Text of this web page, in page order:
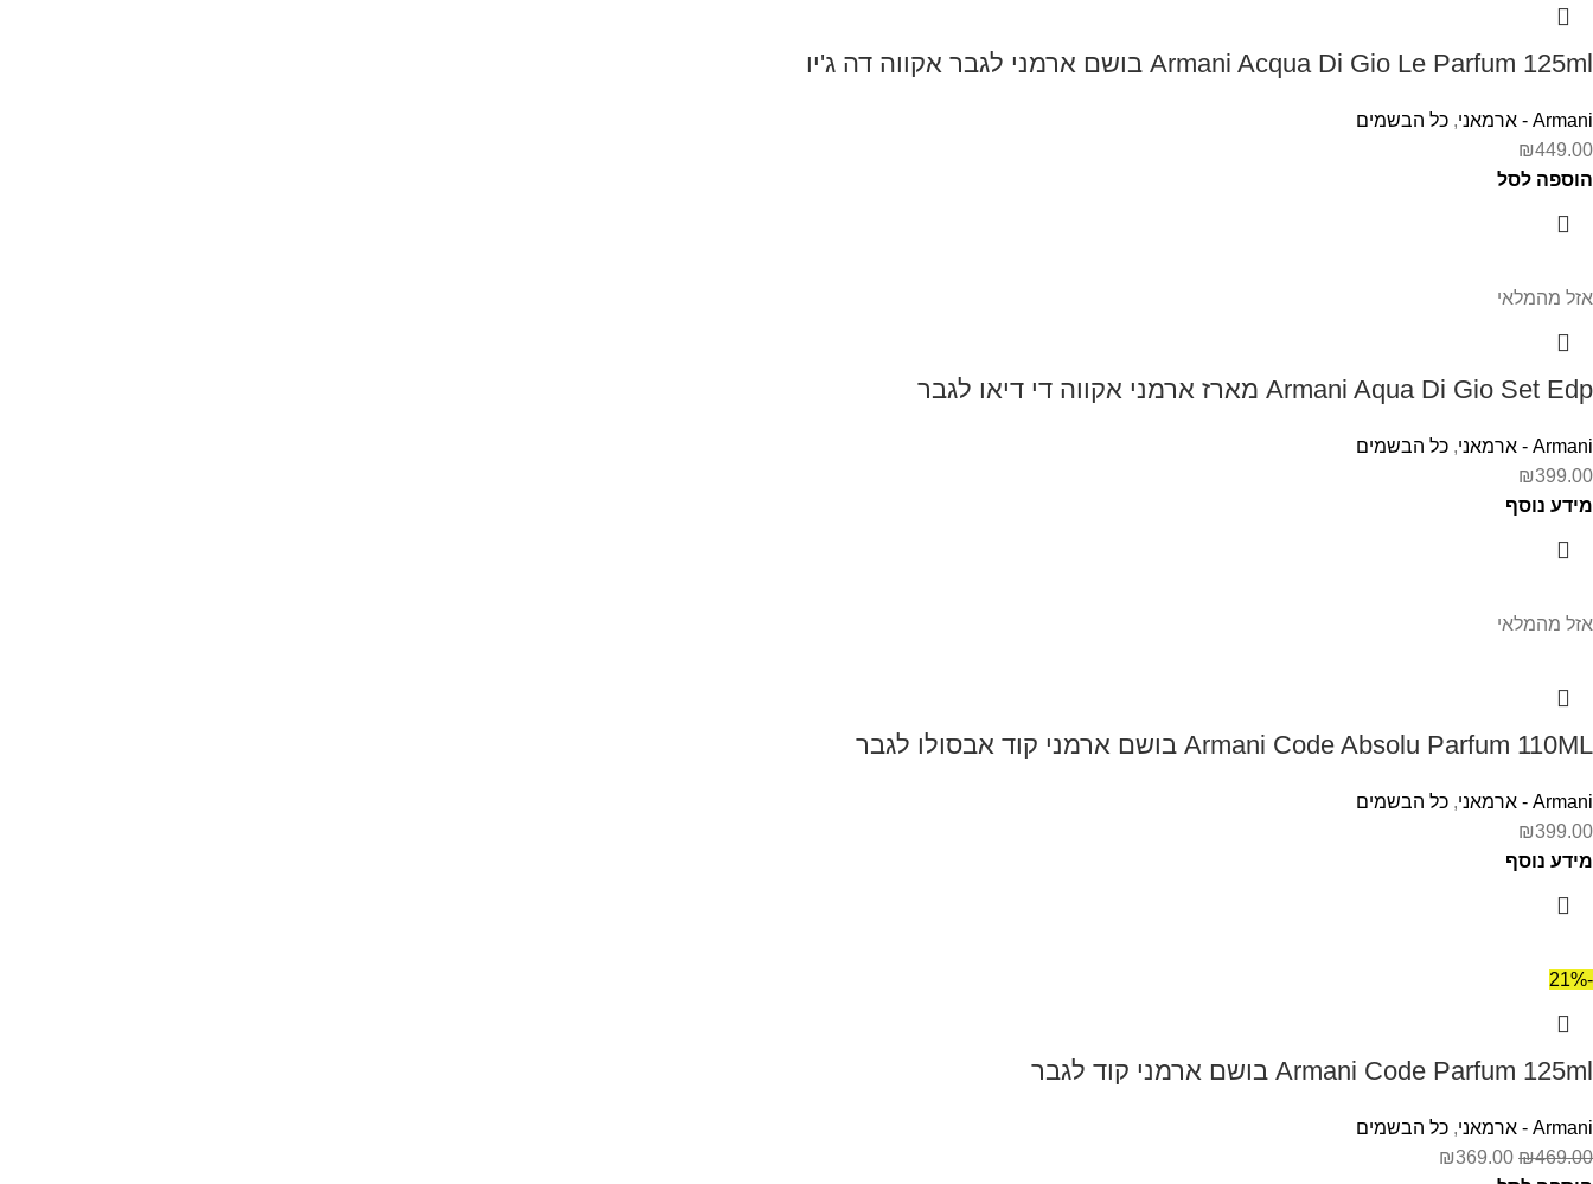
Armani Acqua Di Gio Le Parfum 125ml בושם ארמני לגבר אקווה דה ג'יו
Armani - ארמאני , כל הבשמים
₪449.00
הוספה לסל
אזל מהמלאי
Armani Aqua Di Gio Set Edp מארז ארמני אקווה די דיאו לגבר
Armani - ארמאני , כל הבשמים
₪399.00
מידע נוסף
אזל מהמלאי
Armani Code Absolu Parfum 110ML בושם ארמני קוד אבסולו לגבר
Armani - ארמאני , כל הבשמים
₪399.00
מידע נוסף
-21%
Armani Code Parfum 125ml בושם ארמני קוד לגבר
Armani - ארמאני , כל הבשמים
₪469.00
₪369.00